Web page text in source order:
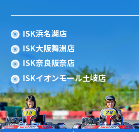
ISK浜名湖店
ISK大阪舞洲店
ISK奈良阪奈店
ISKイオンモール土岐店